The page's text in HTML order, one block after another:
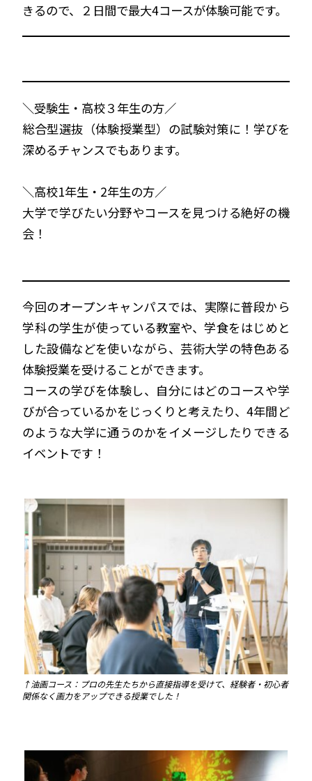
きるので、２日間で最大4コースが体験可能です。
＼受験生・高校３年生の方／
総合型選抜（体験授業型）の試験対策に！学びを
深めるチャンスでもあります。
＼高校1年生・2年生の方／
大学で学びたい分野やコースを見つける絶好の機
会！
今回のオープンキャンパスでは、実際に普段から
学科の学生が使っている教室や、学食をはじめと
した設備などを使いながら、芸術大学の特色ある
体験授業を受けることができます。
コースの学びを体験し、自分にはどのコースや学
びが合っているかをじっくりと考えたり、4年間ど
のような大学に通うのかをイメージしたりできる
イベントです！
↑油画コース：プロの先生たちから直接指導を受けて、経験者・初心者
関係なく画力をアップできる授業でした！